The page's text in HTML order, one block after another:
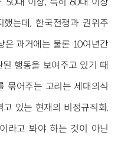
는데, 한국전쟁과 권위주
은 과거에는 물론 10여년간
행동을 보여주고 있기 때
묶어주는 고리는 세대의식
있는 현재의 비정규직화,
라고 봐야 하는 것이 아닌